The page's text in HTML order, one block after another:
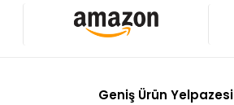
Geniş Ürün Yelpazesi